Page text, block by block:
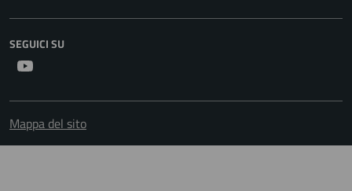
SEGUICI SU
Mappa del sito